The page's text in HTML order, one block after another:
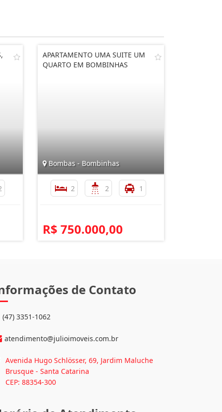
APARTAMENTO UMA SUITE UM
QUARTO EM BOMBINHAS
Bombas - Bombinhas
2 2 1
R$ 750.000,00
de Contato
(47) 3351-1062